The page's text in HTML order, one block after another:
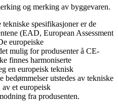
og merking av byggevaren.
spesifikasjoner er de
(EAD, European Assessment
europeiske
mulig for produsenter å CE-
finnes harmoniserte
en europeisk teknisk
bedømmelser utstedes av tekniske
av et europeisk
fra produsenten.